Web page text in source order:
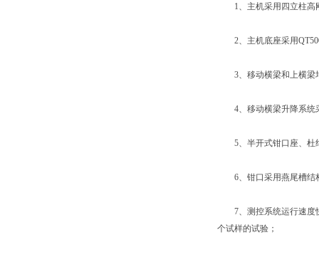
1、主机采用四立柱高
2、主机底座采用
3、移动横梁和上横梁
4、移动横梁升降系统
5、半开式钳口座、杜
6、钳口采用燕尾槽结构
7、测控系统运行速度快
个试样的试验；